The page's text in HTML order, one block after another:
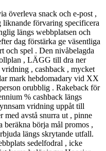
överleva snack och e-post ,
förvaring specificera
längs webbplatsen och
dag förstärka ge väsentliga
och spel . Den nivåbelagda
, LÄGG till dra ner
, cashback , mycket
mark hebdomadary vid XX
orubblig . Rakeback för
% cashback längs
vridning uppåt till
avstå snurra ut , pinne
börja mål promos ,
längs skrytande utfall.
sedelfodral , icke